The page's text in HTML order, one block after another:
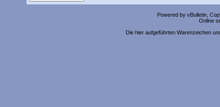
Powered by vBulletin,
Online
Die hier aufgeführten Warenzeichen